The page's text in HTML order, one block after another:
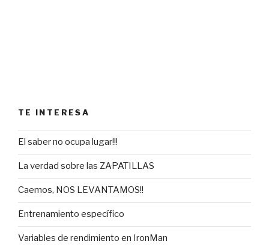
TE INTERESA
El saber no ocupa lugar!!!
La verdad sobre las ZAPATILLAS
Caemos, NOS LEVANTAMOS!!
Entrenamiento específico
Variables de rendimiento en IronMan